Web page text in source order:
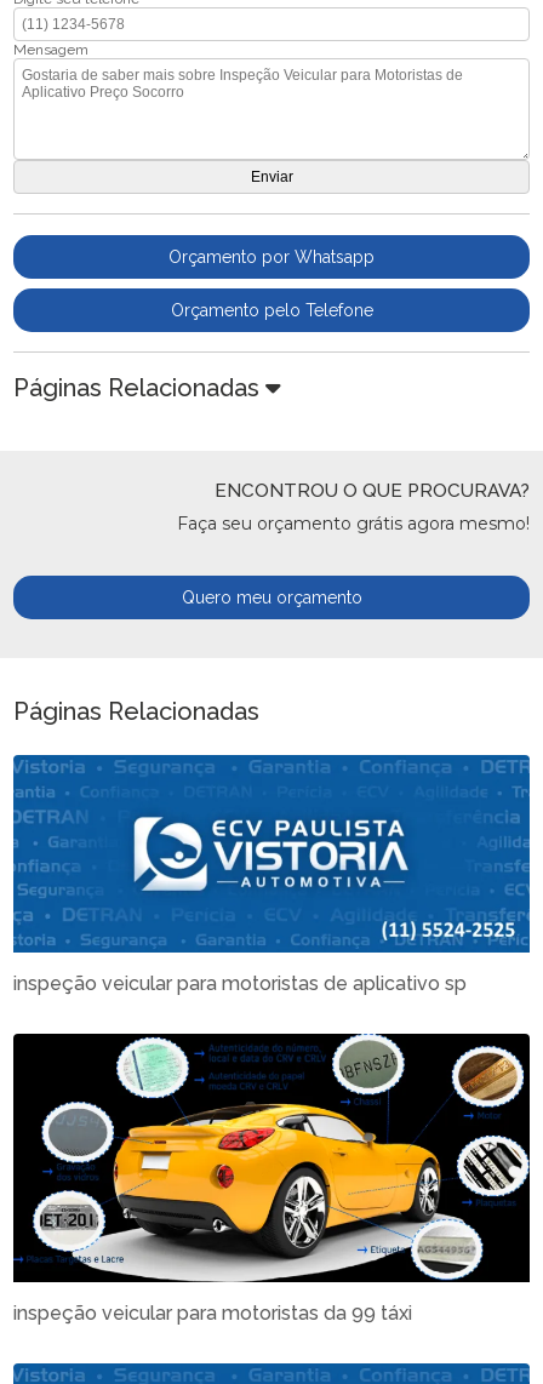
Mensagem
Orçamento por Whatsapp
Orçamento pelo Telefone
Páginas Relacionadas
ENCONTROU O QUE PROCURAVA?
Faça seu orçamento grátis agora mesmo!
Quero meu orçamento
Páginas Relacionadas
inspeção veicular para motoristas de aplicativo sp
inspeção veicular para motoristas da 99 táxi